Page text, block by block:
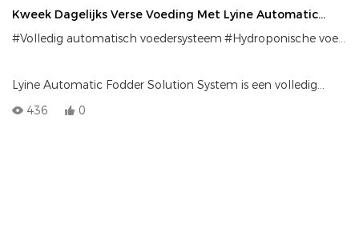
Kweek Dagelijks Verse Voeding Met Lyine Automatic
Fodder Solution System
#Volledig automatisch voedersysteem #Hydroponische voedermachine
Lyine Automatic Fodder Solution System is een volledig
geautomatiseerd hydrocultuurproductiesysteem dat is
436 0